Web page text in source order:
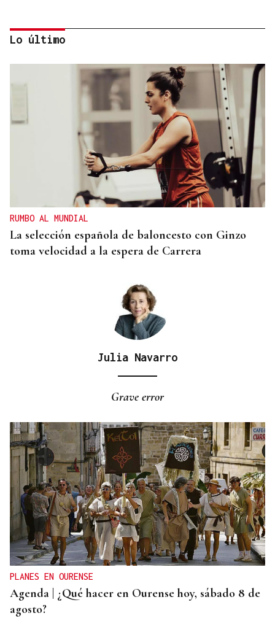
REUNIÓN EN SANTIAGO
Toxos e Xestas se prepara para celebrar su 50
aniversario como referente de la cultura gallega
en Cataluña
Lo último
RUMBO AL MUNDIAL
La selección española de baloncesto con Ginzo
toma velocidad a la espera de Carrera
Julia Navarro
Grave error
PLANES EN OURENSE
Agenda | ¿Qué hacer en Ourense hoy, sábado 8 de
agosto?